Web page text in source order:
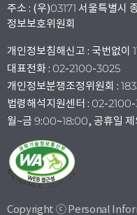
주소 : (우)03171 서울특별시
정보보호위원회
개인정보침해신고 : 국번없이
대표전화 : 02-2100-3025
개인정보분쟁조정위원회 :
법령해석지원센터 : 02-
월~금 9:00~18:00, 공휴일 제
Copyright ⓒ Personal